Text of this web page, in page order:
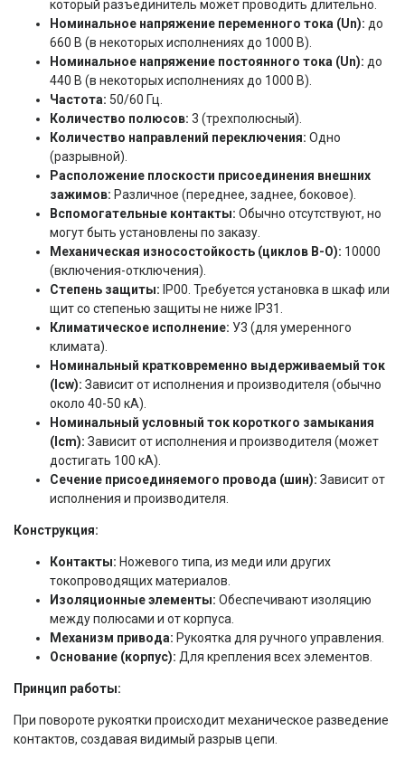
который разъединитель может проводить длительно.
Номинальное напряжение переменного тока (Un): до
660 В (в некоторых исполнениях до 1000 В).
Номинальное напряжение постоянного тока (Un): до
440 В (в некоторых исполнениях до 1000 В).
Частота: 50/60 Гц.
Количество полюсов: 3 (трехполюсный).
Количество направлений переключения: Одно
(разрывной).
Расположение плоскости присоединения внешних
зажимов: Различное (переднее, заднее, боковое).
Вспомогательные контакты: Обычно отсутствуют, но
могут быть установлены по заказу.
Механическая износостойкость (циклов В-О): 10000
(включения-отключения).
Степень защиты: IP00. Требуется установка в шкаф или
щит со степенью защиты не ниже IP31.
Климатическое исполнение: У3 (для умеренного
климата).
Номинальный кратковременно выдерживаемый ток
(Icw): Зависит от исполнения и производителя (обычно
около 40-50 кА).
Номинальный условный ток короткого замыкания
(Iсm): Зависит от исполнения и производителя (может
достигать 100 кА).
Сечение присоединяемого провода (шин): Зависит от
исполнения и производителя.
Конструкция:
Контакты: Ножевого типа, из меди или других
токопроводящих материалов.
Изоляционные элементы: Обеспечивают изоляцию
между полюсами и от корпуса.
Механизм привода: Рукоятка для ручного управления.
Основание (корпус): Для крепления всех элементов.
Принцип работы:
При повороте рукоятки происходит механическое разведение
контактов, создавая видимый разрыв цепи.